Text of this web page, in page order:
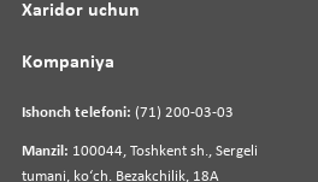
Ishonch telefoni: (71) 200-03-03
Manzil: 100044, Toshkent sh., Sergeli
tumani, koʻch. Bezakchilik, 18A
Xaridor uchun
Kompaniya